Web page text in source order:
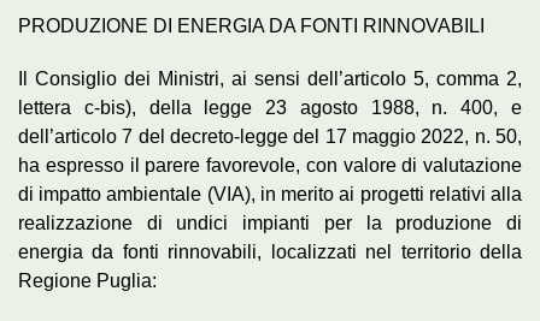
PRODUZIONE DI ENERGIA DA FONTI RINNOVABILI
Il Consiglio dei Ministri, ai sensi dell’articolo 5, comma 2,
lettera c-bis), della legge 23 agosto 1988, n. 400, e
dell’articolo 7 del decreto-legge del 17 maggio 2022, n. 50,
ha espresso il parere favorevole, con valore di valutazione
di impatto ambientale (VIA), in merito ai progetti relativi alla
realizzazione di undici impianti per la produzione di
energia da fonti rinnovabili, localizzati nel territorio della
Regione Puglia: